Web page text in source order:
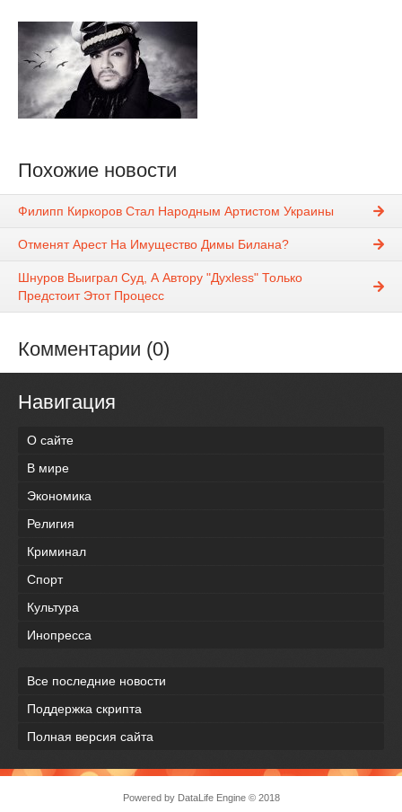
Похожие новости
Филипп Киркоров Стал Народным Артистом Украины
Отменят Арест На Имущество Димы Билана?
Шнуров Выиграл Суд, А Автору "Духless" Только
Предстоит Этот Процесс
Комментарии (0)
Навигация
О сайте
В мире
Экономика
Религия
Криминал
Спорт
Культура
Инопресса
Все последние новости
Поддержка скрипта
Полная версия сайта
Powered by DataLife Engine© 2018